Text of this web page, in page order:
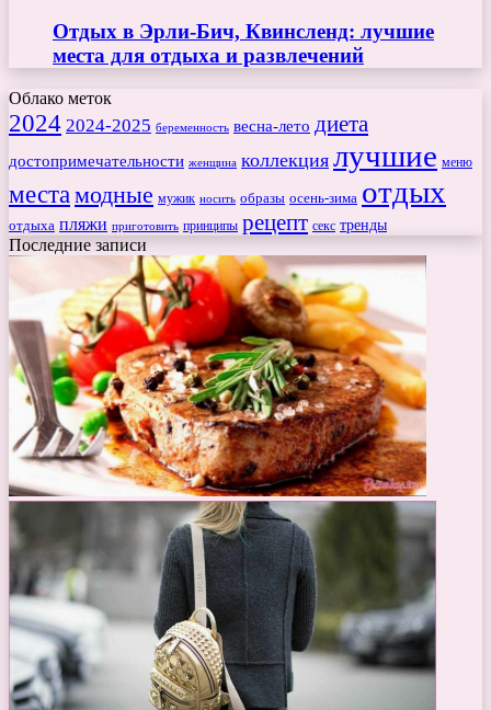
Отдых в Эрли-Бич, Квинсленд: лучшие
места для отдыха и развлечений
Облако меток
2024 2024-2025 беременность весна-лето диета
достопримечательности женщина коллекция лучшие меню
места модные мужик носить образы осень-зима отдых
отдыха пляжи приготовить принципы рецепт секс тренды
Последние записи